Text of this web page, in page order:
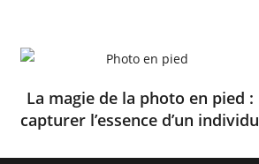
La magie de la photo en pied :
capturer l’essence d’un individu